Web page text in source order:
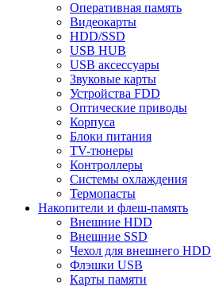
Оперативная память
Видеокарты
HDD/SSD
USB HUB
USB аксессуары
Звуковые карты
Устройства FDD
Оптические приводы
Корпуса
Блоки питания
TV-тюнеры
Контроллеры
Системы охлаждения
Термопасты
Накопители и флеш-память
Внешние HDD
Внешние SSD
Чехол для внешнего HDD
Флэшки USB
Карты памяти